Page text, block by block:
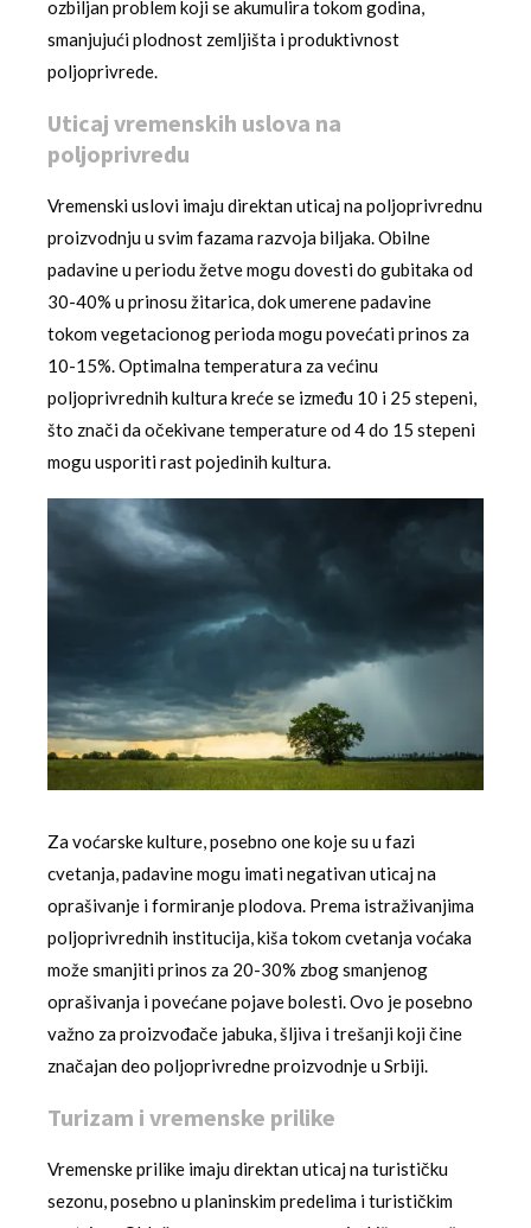
ozbiljan problem koji se akumulira tokom godina,
smanjujući plodnost zemljišta i produktivnost
poljoprivrede.
Uticaj vremenskih uslova na
poljoprivredu
Vremenski uslovi imaju direktan uticaj na poljoprivrednu
proizvodnju u svim fazama razvoja biljaka. Obilne
padavine u periodu žetve mogu dovesti do gubitaka od
30-40% u prinosu žitarica, dok umerene padavine
tokom vegetacionog perioda mogu povećati prinos za
10-15%. Optimalna temperatura za većinu
poljoprivrednih kultura kreće se između 10 i 25 stepeni,
što znači da očekivane temperature od 4 do 15 stepeni
mogu usporiti rast pojedinih kultura.
Za voćarske kulture, posebno one koje su u fazi
cvetanja, padavine mogu imati negativan uticaj na
oprašivanje i formiranje plodova. Prema istraživanjima
poljoprivrednih institucija, kiša tokom cvetanja voćaka
može smanjiti prinos za 20-30% zbog smanjenog
oprašivanja i povećane pojave bolesti. Ovo je posebno
važno za proizvođače jabuka, šljiva i trešanji koji čine
značajan deo poljoprivredne proizvodnje u Srbiji.
Turizam i vremenske prilike
Vremenske prilike imaju direktan uticaj na turističku
sezonu, posebno u planinskim predelima i turističkim